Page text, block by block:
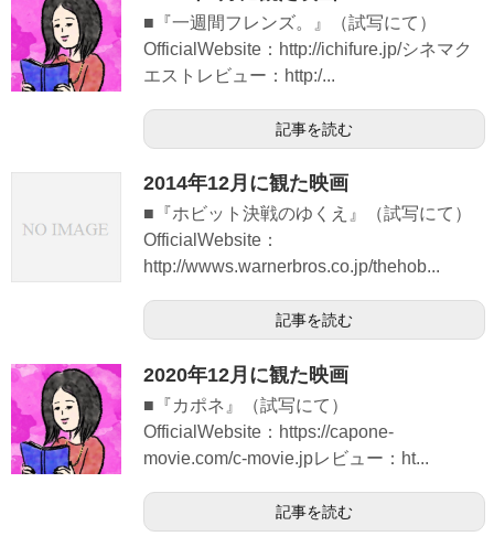
■『一週間フレンズ。』（試写にて）
OfficialWebsite：http://ichifure.jp/シネマク
エストレビュー：http:/...
記事を読む
2014年12月に観た映画
■『ホビット決戦のゆくえ』（試写にて）
OfficialWebsite：
http://wwws.warnerbros.co.jp/thehob...
記事を読む
2020年12月に観た映画
■『カポネ』（試写にて）
OfficialWebsite：https://capone-
movie.com/c-movie.jpレビュー：ht...
記事を読む